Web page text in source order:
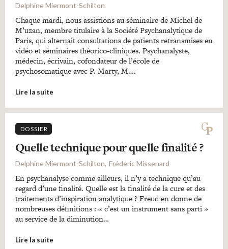
Delphine Miermont-Schilton
Chaque mardi, nous assistions au séminaire de Michel de
M’uzan, membre titulaire à la Société Psychanalytique de
Paris, qui alternait consultations de patients retransmises en
vidéo et séminaires théorico-cliniques. Psychanalyste,
médecin, écrivain, cofondateur de l’école de
psychosomatique avec P. Marty, M….
Lire la suite
DOSSIER
Quelle technique pour quelle finalité ?
Delphine Miermont-Schilton Fréderic Missenard
En psychanalyse comme ailleurs, il n’y a technique qu’au
regard d’une finalité. Quelle est la finalité de la cure et des
traitements d’inspiration analytique ? Freud en donne de
nombreuses définitions : « c’est un instrument sans parti »
au service de la diminution…
Lire la suite